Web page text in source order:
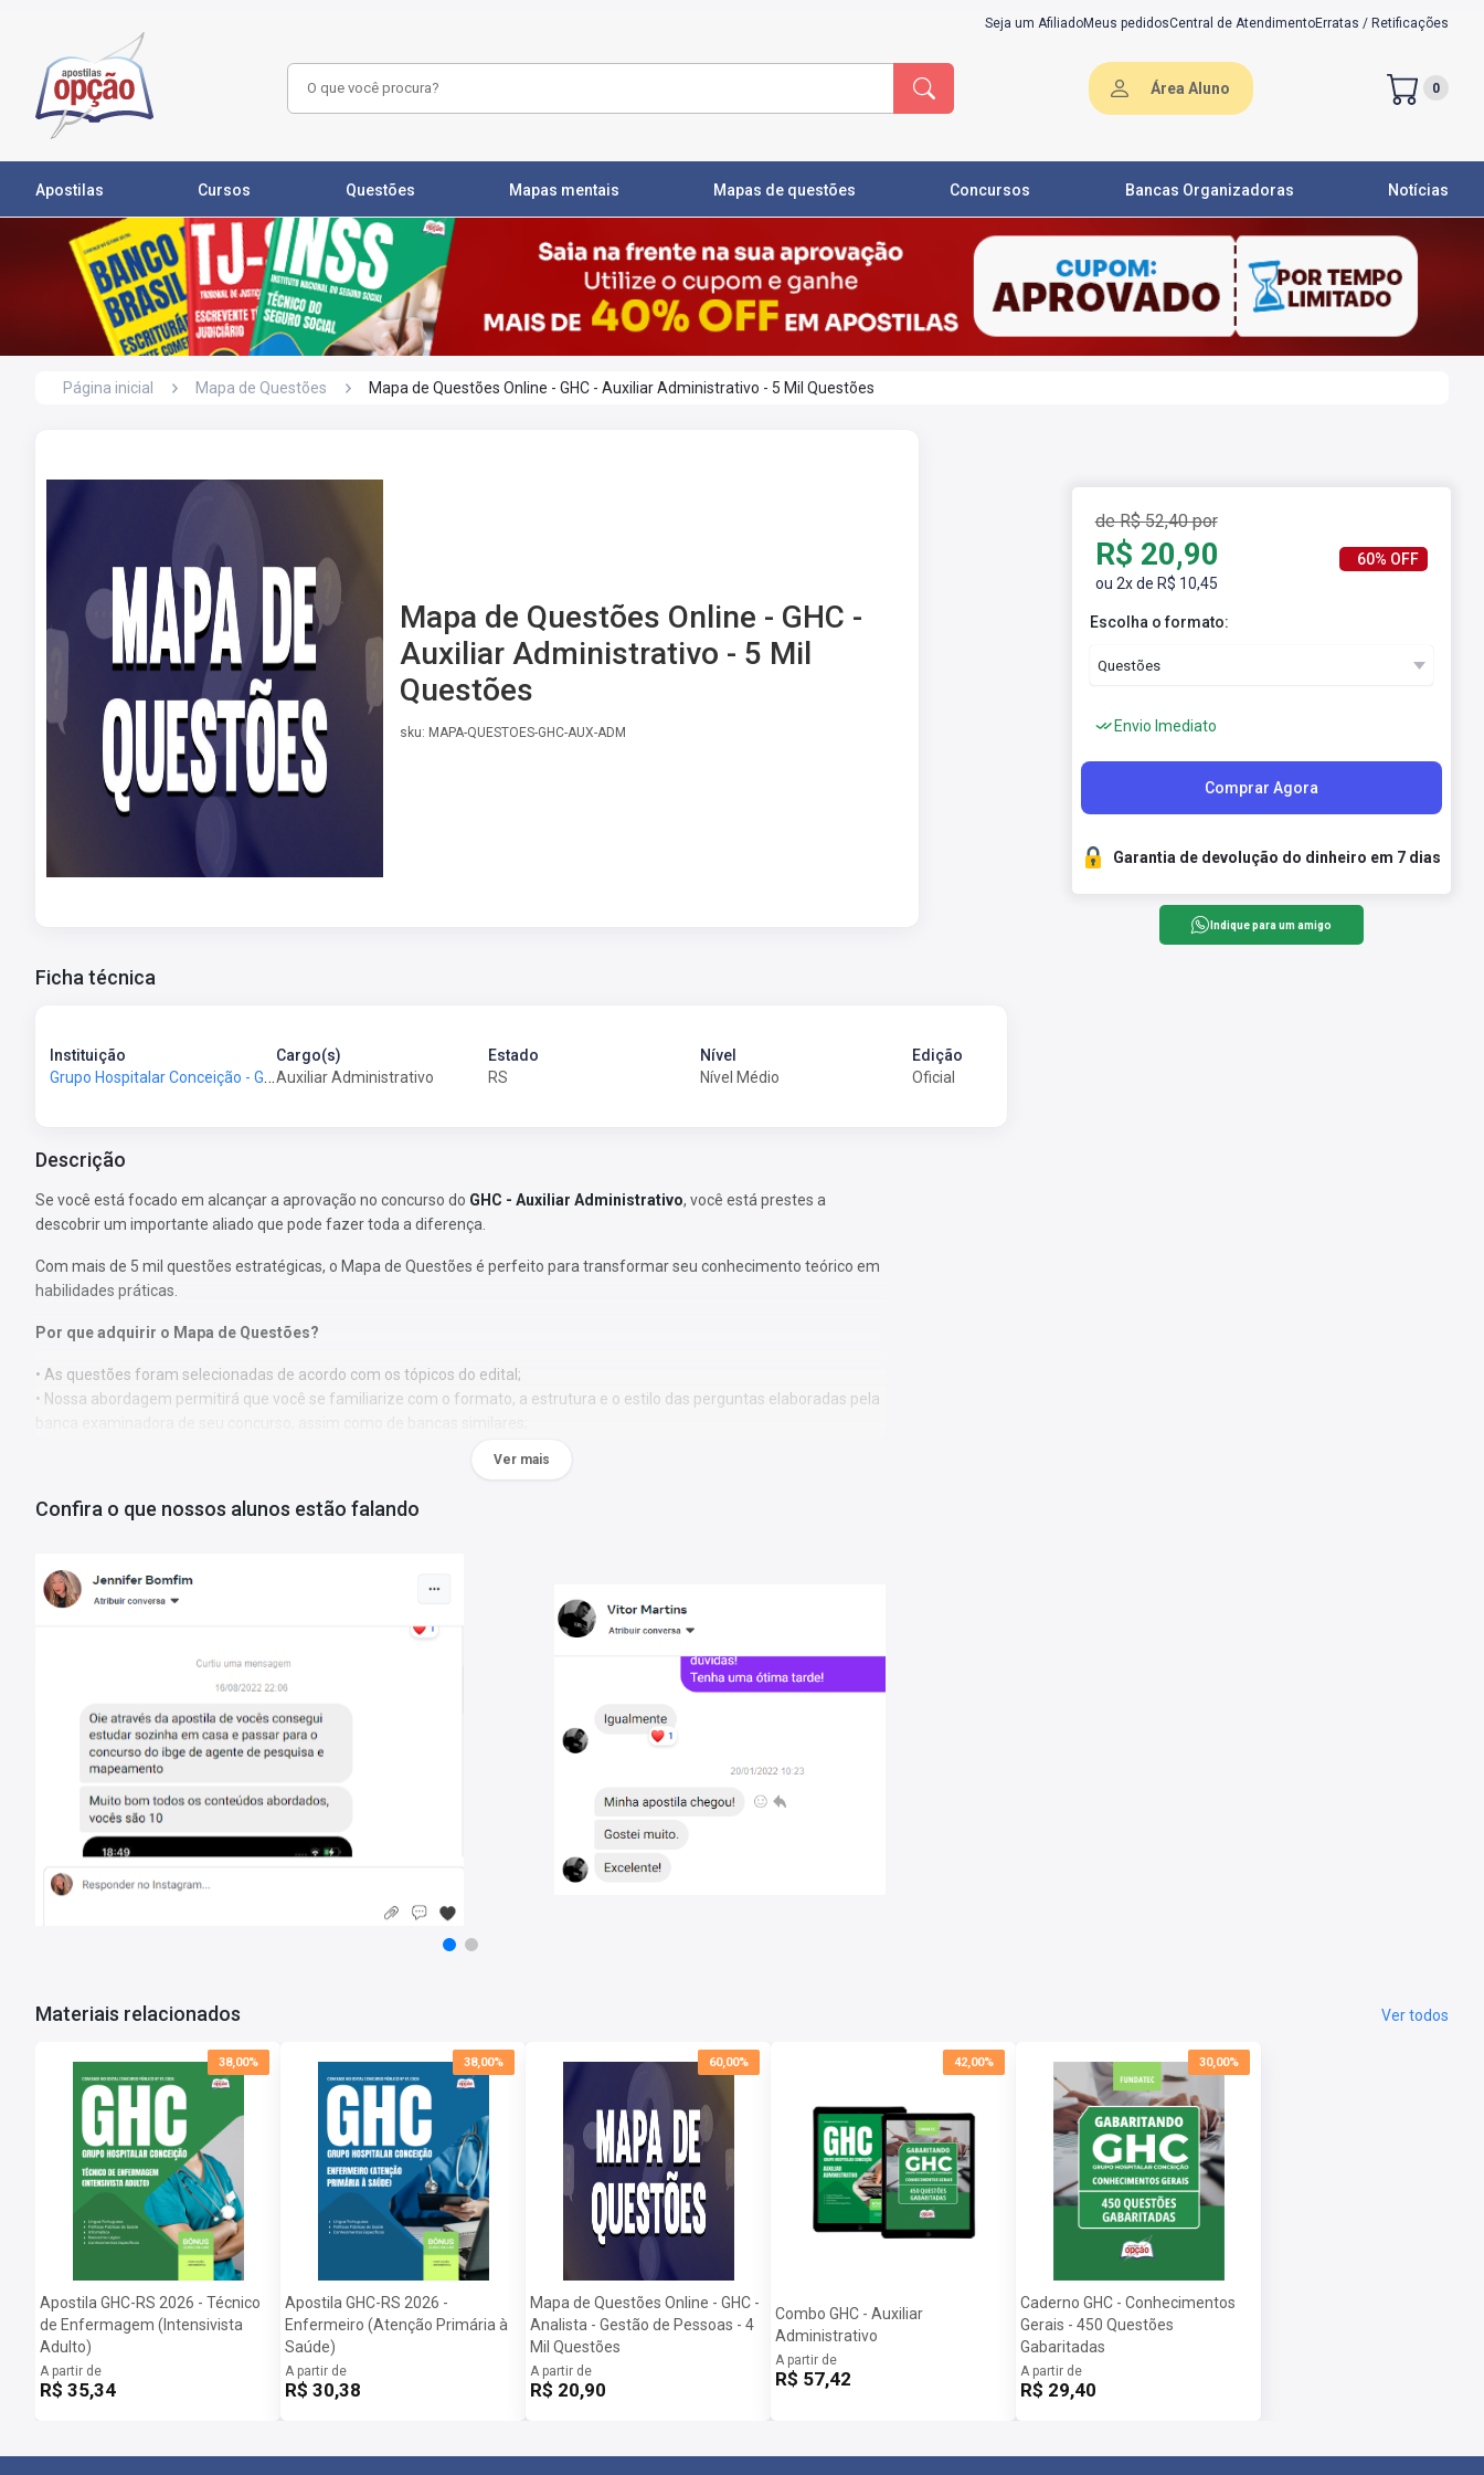
Seja um AfiliadoMeus pedidosCentral de AtendimentoErratas / Retificações
Área Aluno 0
Apostilas Cursos Questões Mapas mentais Mapas de questões Concursos Bancas Organizadoras Notícias
Página inicial Mapa de Questões Mapa de Questões Online - GHC - Auxiliar Administrativo - 5 Mil Questões
Mapa de Questões Online - GHC -
Auxiliar Administrativo - 5 Mil
Questões
sku: MAPA-QUESTOES-GHC-AUX-ADM
Ficha técnica
Instituição
Grupo Hospitalar Conceição - GHC-RS
Cargo(s)
Auxiliar Administrativo
Estado
RS
Nível
Nível Médio
Edição
Oficial
Descrição
Se você está focado em alcançar a aprovação no concurso do GHC - Auxiliar Administrativo, você está prestes a
descobrir um importante aliado que pode fazer toda a diferença.
Com mais de 5 mil questões estratégicas, o Mapa de Questões é perfeito para transformar seu conhecimento teórico em
habilidades práticas.
Por que adquirir o Mapa de Questões?
• As questões foram selecionadas de acordo com os tópicos do edital;
• Nossa abordagem permitirá que você se familiarize com o formato, a estrutura e o estilo das perguntas elaboradas pela
nas provas, direcionando seu foco de estudo para áreas de maior relevância;
permitindo um redirecionamento estratégico de seus estudos para as áreas que necessitam maior dedicação;
menor quantidade.
Estes são apenas alguns dos benefícios em adquirir o Mapa de Questões - GHC - Auxiliar Administrativo
Ver mais
Confira o que nossos alunos estão falando
de R$ 52,40 por
R$ 20,90
ou 2x de R$ 10,45
60% OFF
Escolha o formato:
Envio Imediato
Comprar Agora
Garantia de devolução do dinheiro em 7 dias
Indique para um amigo
Materiais relacionados Ver todos
38,00%
Apostila GHC-RS 2026 - Técnico
de Enfermagem (Intensivista
Adulto)
A partir de
R$ 35,34
38,00%
Apostila GHC-RS 2026 -
Enfermeiro (Atenção Primária à
Saúde)
A partir de
R$ 30,38
60,00%
Mapa de Questões Online - GHC -
Analista - Gestão de Pessoas - 4
Mil Questões
A partir de
R$ 20,90
42,00%
Combo GHC - Auxiliar
Administrativo
A partir de
R$ 57,42
30,00%
Caderno GHC - Conhecimentos
Gerais - 450 Questões
Gabaritadas
A partir de
R$ 29,40